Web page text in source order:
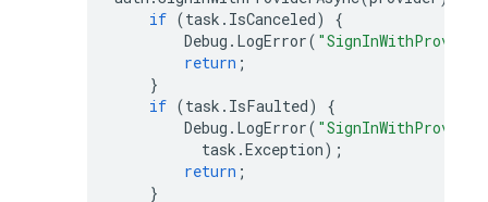
if (task . IsCanceled)
{
Debug . LogError(
return ;
}
if (task . IsFaulted)
{
Debug . LogError(
task .Exception);
return ;
}